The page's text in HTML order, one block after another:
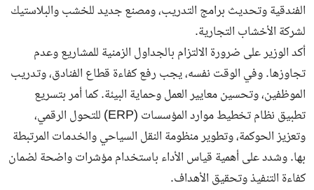
الفندقية وتحديث برامج التدريب، ومصنع جديد للخشب والبلاستيك
لشركة الأخشاب التجارية.
أكد الوزير على ضرورة الالتزام بالجداول الزمنية للمشاريع وعدم
تجاوزها. وفي الوقت نفسه، يجب رفع كفاءة قطاع الفنادق، وتدريب
الموظفين، وتحسين معايير العمل وحماية البيئة. كما أمر بتسريع
تطبيق نظام تخطيط موارد المؤسسات (ERP) للتحول الرقمي،
وتعزيز الحوكمة، وتطوير منظومة النقل السياحي والخدمات المرتبطة
بها. وشدد على أهمية قياس الأداء باستخدام مؤشرات واضحة لضمان
كفاءة التنفيذ وتحقيق الأهداف.